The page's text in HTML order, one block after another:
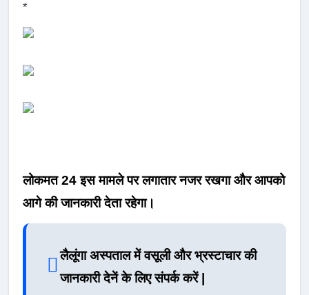
*
लोकमत 24 इस मामले पर लगातार नजर रखगा और आपको
आगे की जानकारी देता रहेगा।
लैलूंगा अस्पताल में वसूली और भ्रस्टाचार की
जानकारी देनें के लिए संपर्क करें |